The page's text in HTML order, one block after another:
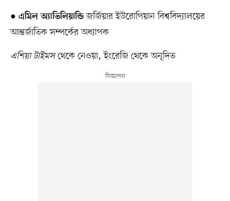
● এমিল অ্যাভিলিয়ান্ডিজর্জিয়ার ইউরোপিয়ান বিশ্ববিদ্যালয়ের
আন্তর্জাতিক সম্পর্কের অধ্যাপক
এশিয়া টাইমসথেকে নেওয়া, ইংরেজি থেকে অনূদিত